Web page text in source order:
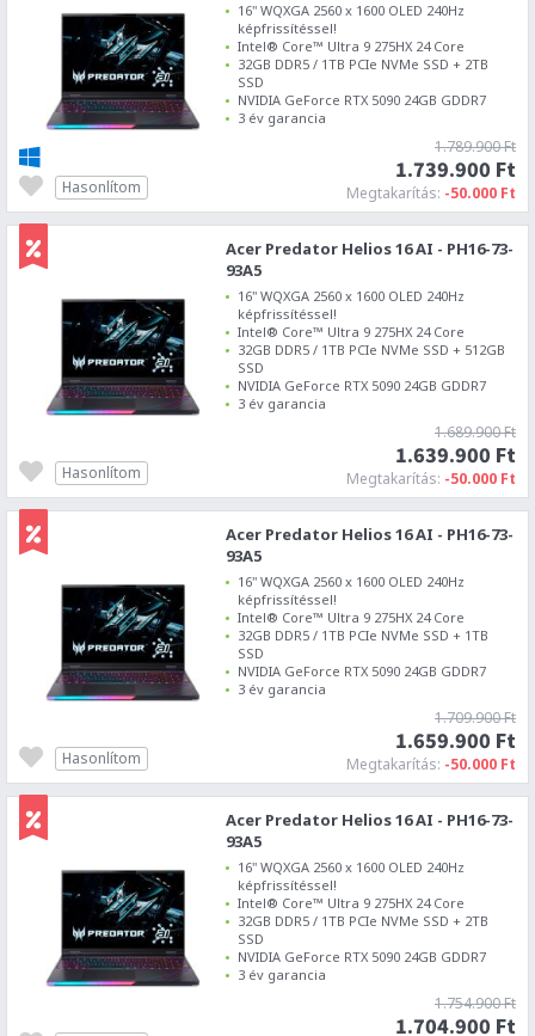
16" WQXGA 2560 x 1600 OLED 240Hz
képfrissítéssel!
Intel® Core™ Ultra 9 275HX 24 Core
32GB DDR5 / 1TB PCIe NVMe SSD + 2TB
SSD
NVIDIA GeForce RTX 5090 24GB GDDR7
3 év garancia
1.789.900 Ft
1.739.900 Ft
Megtakarítás: -50.000 Ft
Hasonlítom
Acer Predator Helios 16 AI - PH16-73-
93A5
16" WQXGA 2560 x 1600 OLED 240Hz
képfrissítéssel!
Intel® Core™ Ultra 9 275HX 24 Core
32GB DDR5 / 1TB PCIe NVMe SSD + 512GB
SSD
NVIDIA GeForce RTX 5090 24GB GDDR7
3 év garancia
1.689.900 Ft
1.639.900 Ft
Megtakarítás: -50.000 Ft
Hasonlítom
Acer Predator Helios 16 AI - PH16-73-
93A5
16" WQXGA 2560 x 1600 OLED 240Hz
képfrissítéssel!
Intel® Core™ Ultra 9 275HX 24 Core
32GB DDR5 / 1TB PCIe NVMe SSD + 1TB
SSD
NVIDIA GeForce RTX 5090 24GB GDDR7
3 év garancia
1.709.900 Ft
1.659.900 Ft
Megtakarítás: -50.000 Ft
Hasonlítom
Acer Predator Helios 16 AI - PH16-73-
93A5
16" WQXGA 2560 x 1600 OLED 240Hz
képfrissítéssel!
Intel® Core™ Ultra 9 275HX 24 Core
32GB DDR5 / 1TB PCIe NVMe SSD + 2TB
SSD
NVIDIA GeForce RTX 5090 24GB GDDR7
3 év garancia
1.754.900 Ft
1.704.900 Ft